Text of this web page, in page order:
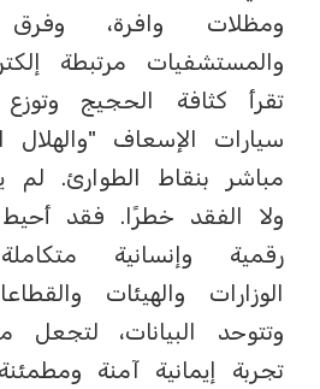
ومظلات وافرة،
والمستشفيات مرتبطة
تقرأ كثافة الحجيج وتوزع
سيارات الإسعاف "والهلال
مباشر بنقاط الطوارئ. لم
ولا الفقد خطرًا. فقد
رقمية وإنسانية
الوزارات والهيئات
وتتوحد البيانات،
تجربة إيمانية آمنة